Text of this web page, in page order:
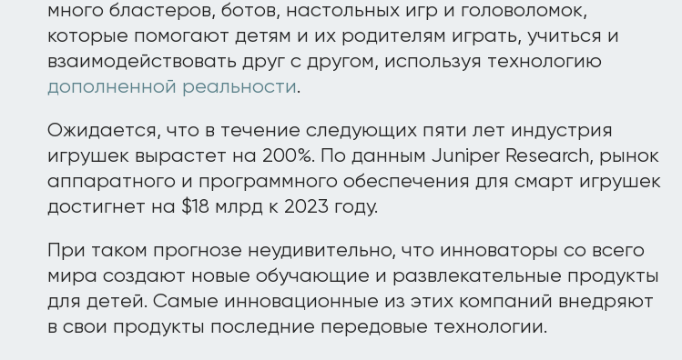
много бластеров, ботов, настольных игр и головоломок,
которые помогают детям и их родителям играть, учиться и
взаимодействовать друг с другом, используя технологию
дополненной реальности.
Ожидается, что в течение следующих пяти лет индустрия
игрушек вырастет на 200%. По данным Juniper Research, рынок
аппаратного и программного обеспечения для смарт игрушек
достигнет на $18 млрд к 2023 году.
При таком прогнозе неудивительно, что инноваторы со всего
мира создают новые обучающие и развлекательные продукты
для детей. Самые инновационные из этих компаний внедряют
в свои продукты последние передовые технологии.